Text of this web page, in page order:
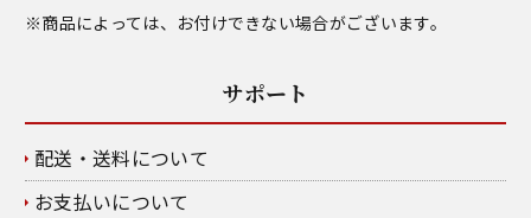
※商品によっては、お付けできない場合がございます。
サポート
配送・送料について
お支払いについて